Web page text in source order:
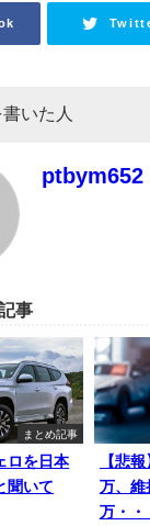
いた人
ptbym652
事
まとめ記事
ロを日本
聞いて
【悲
万、維
万・・